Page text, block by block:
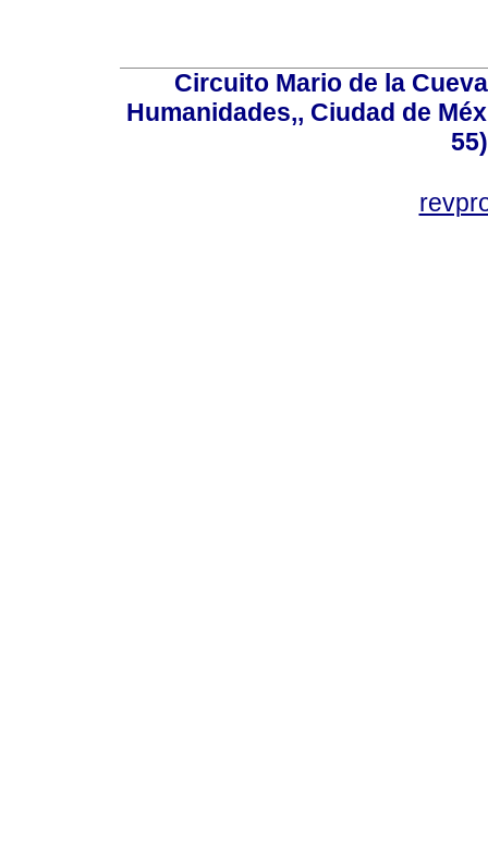
Circuito Mario de la
Humanidades,, Ciudad de